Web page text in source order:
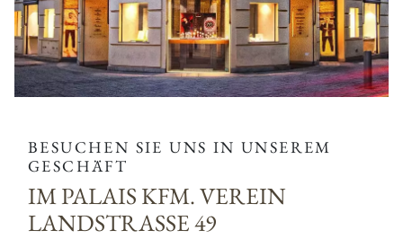
BESUCHEN SIE UNS IN UNSEREM
GESCHÄFT
IM PALAIS KFM. VEREIN
LANDSTRASSE 49